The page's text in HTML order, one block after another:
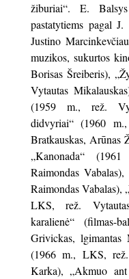
žiburiai“. E.
pastatytiems pagal
Justino
muzikos, sukurtos
Borisas Šreiberis),
Vytautas
(1959 m., rež.
didvyriai“ (1960
Bratkauskas, Arūnas
„Kanonada“
Raimondas
Raimondas Vabalas),
LKS, rež.
karalienė“ (filmas-
Grivickas, lgimantas
(1966 m., LKS,
Karka), „Akmuo